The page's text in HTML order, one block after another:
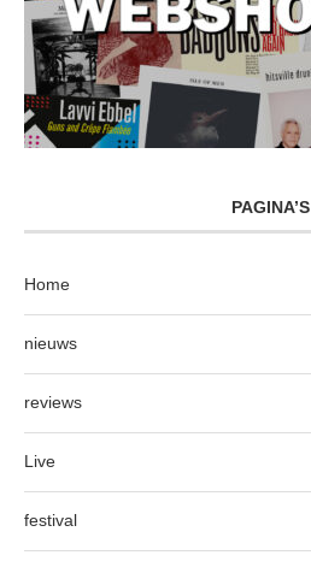
PAGINA’S
Home
nieuws
reviews
Live
festival